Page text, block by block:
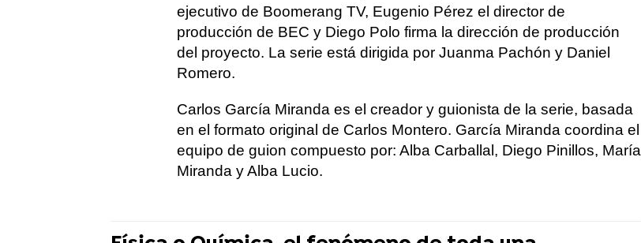
ejecutivo de Boomerang TV, Eugenio Pérez el director de
producción de BEC y Diego Polo firma la dirección de producción
del proyecto. La serie está dirigida por Juanma Pachón y Daniel
Romero.
Carlos García Miranda es el creador y guionista de la serie, basada
en el formato original de Carlos Montero. García Miranda coordina el
equipo de guion compuesto por: Alba Carballal, Diego Pinillos, María
Miranda y Alba Lucio.